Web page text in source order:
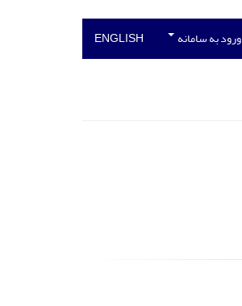
ورود به سامانه ENGLISH